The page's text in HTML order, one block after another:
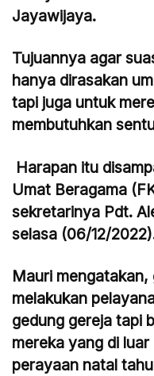
Jayawijaya.
Tujuannya agar
hanya dirasakan
tapi juga untuk
membutuhkan
Harapan itu
Umat Beragama
sekretarinya Pdt.
selasa (06/12/
Mauri
melakukan
gedung gereja tapi
mereka yang di
perayaan natal